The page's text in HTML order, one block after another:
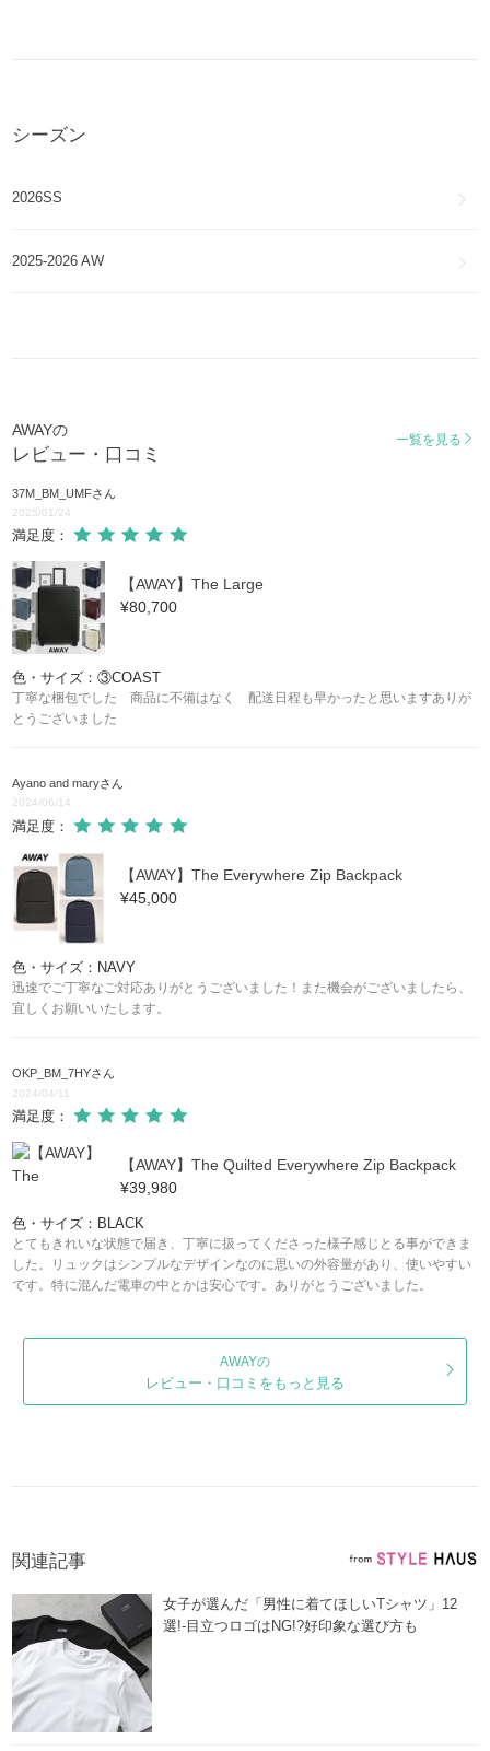
シーズン
2026SS
2025-2026 AW
AWAYの
レビュー・口コミ
一覧を見る
37M_BM_UMFさん
2025/01/24
満足度：
【AWAY】The Large
¥80,700
色・サイズ：③COAST
丁寧な梱包でした 商品に不備はなく 配送日程も早かったと思いますありが
とうございました
Ayano and maryさん
2024/06/14
満足度：
【AWAY】The Everywhere Zip Backpack
¥45,000
色・サイズ：NAVY
迅速でご丁寧なご対応ありがとうございました！また機会がございましたら、
宜しくお願いいたします。
OKP_BM_7HYさん
2024/04/11
満足度：
【AWAY】The Quilted Everywhere Zip Backpack
¥39,980
色・サイズ：BLACK
とてもきれいな状態で届き、丁寧に扱ってくださった様子感じとる事ができま
した。リュックはシンプルなデザインなのに思いの外容量があり、使いやすい
です。特に混んだ電車の中とかは安心です。ありがとうございました。
AWAYの
レビュー・口コミをもっと見る
関連記事
女子が選んだ「男性に着てほしいTシャツ」12
選!-目立つロゴはNG!?好印象な選び方も